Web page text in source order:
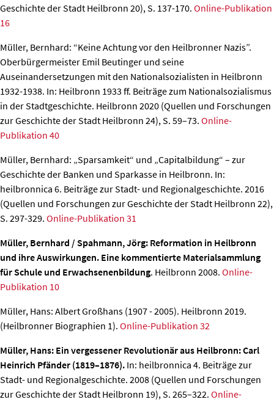
Geschichte der Stadt Heilbronn 20), S. 137-170. Online-Publikation
16
Müller, Bernhard: “Keine Achtung vor den Heilbronner Nazis”.
Oberbürgermeister Emil Beutinger und seine
Auseinandersetzungen mit den Nationalsozialisten in Heilbronn
1932-1938. In: Heilbronn 1933 ff. Beiträge zum Nationalsozialismus
in der Stadtgeschichte. Heilbronn 2020 (Quellen und Forschungen
zur Geschichte der Stadt Heilbronn 24), S. 59–73. Online-
Publikation 40
Müller, Bernhard: „Sparsamkeit“ und „Capitalbildung“ – zur
Geschichte der Banken und Sparkasse in Heilbronn. In:
heilbronnica 6. Beiträge zur Stadt- und Regionalgeschichte. 2016
(Quellen und Forschungen zur Geschichte der Stadt Heilbronn 22),
S. 297-329. Online-Publikation 31
Müller, Bernhard / Spahmann, Jörg: Reformation in Heilbronn
und ihre Auswirkungen. Eine kommentierte Materialsammlung
für Schule und Erwachsenenbildung. Heilbronn 2008. Online-
Publikation 10
Müller, Hans: Albert Großhans (1907 - 2005). Heilbronn 2019.
(Heilbronner Biographien 1). Online-Publikation 32
Müller, Hans: Ein vergessener Revolutionär aus Heilbronn: Carl
Heinrich Pfänder (1819–1876). In: heilbronnica 4. Beiträge zur
Stadt- und Regionalgeschichte. 2008 (Quellen und Forschungen
zur Geschichte der Stadt Heilbronn 19), S. 265–322. Online-